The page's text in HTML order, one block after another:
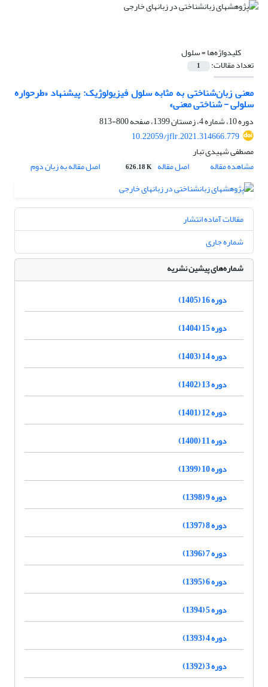
کلیدواژه‌ها =سلول
تعداد مقالات: 1
معنی زبان‌شناختی به مثابه سلول فیزیولوژیک: پیشنهاد «طرحواره
سلولی - شناختی معنی»
دوره 10، شماره 4، زمستان 1399، صفحه
800-813
10.22059/jflr.2021.314666.779
مصطفی شهیدی تبار
مشاهده مقاله
اصل مقاله 626.18 K اصل مقاله به زبان دوم
مقالات آماده انتشار
شماره جاری
شماره‌های پیشین نشریه
دوره 16 (1405)
دوره 15 (1404)
دوره 14 (1403)
دوره 13 (1402)
دوره 12 (1401)
دوره 11 (1400)
دوره 10 (1399)
دوره 9 (1398)
دوره 8 (1397)
دوره 7 (1396)
دوره 6 (1395)
دوره 5 (1394)
دوره 4 (1393)
دوره 3 (1392)